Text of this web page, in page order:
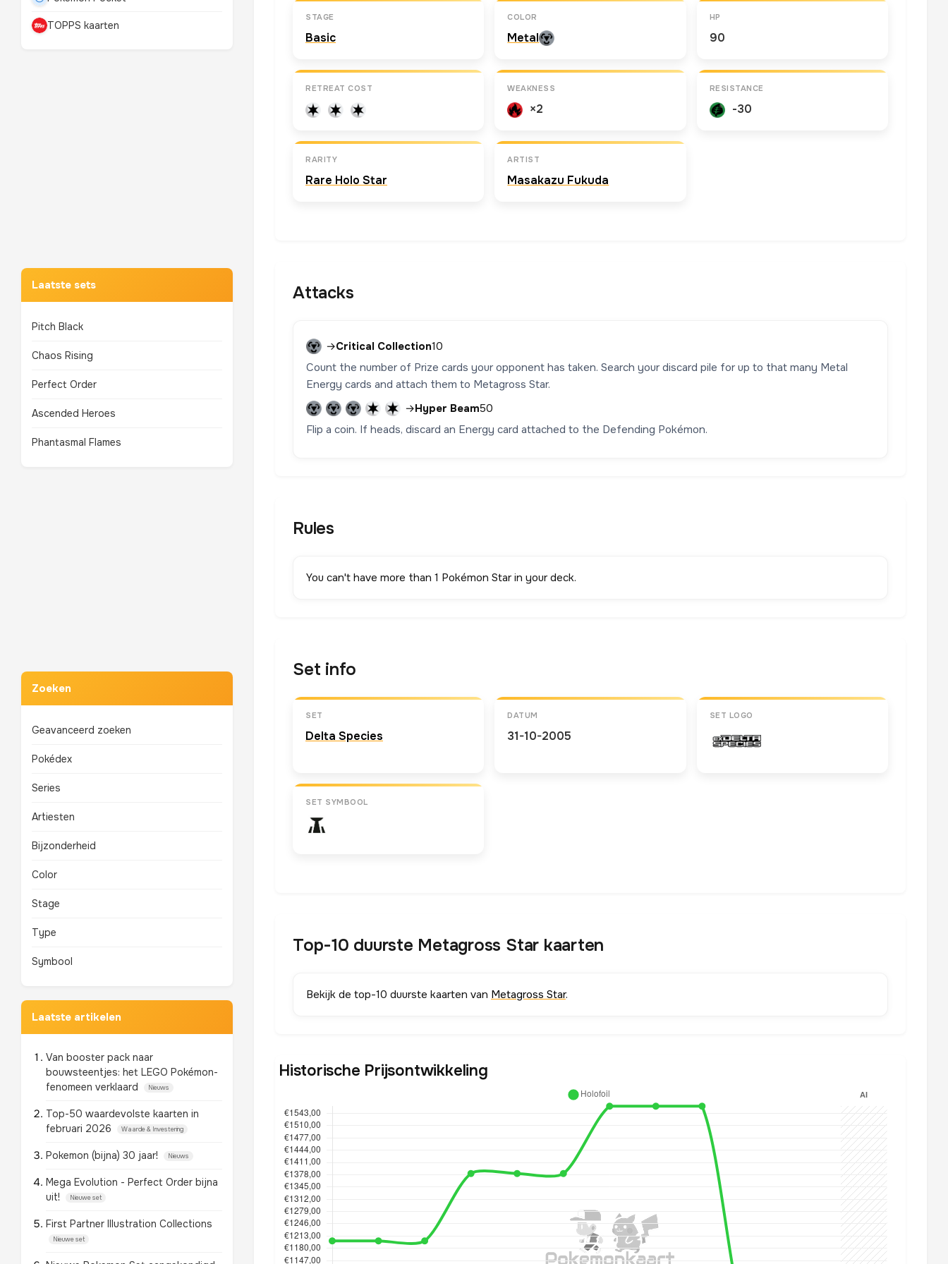
TOPPS kaarten
TOP 10 POKEMON
Laatste sets
Pitch Black
Chaos Rising
Perfect Order
Ascended Heroes
Phantasmal Flames
Zoeken
Geavanceerd zoeken
Pokédex
Series
Artiesten
Bijzonderheid
Color
Stage
Type
Symbool
Laatste artikelen
Van booster pack naar
bouwsteentjes: het LEGO Pokémon-
fenomeen verklaard
Nieuws
Top-50 waardevolste kaarten in
februari 2026
Waarde & Investering
Pokemon (bijna) 30 jaar! Nieuws
Mega Evolution - Perfect Order bijna
uit!
Nieuwe set
First Partner Illustration Collections
Nieuwe set
STAGE
Basic
COLOR
Metal
HP
90
RETREAT COST WEAKNESS
×2
RESISTANCE
-30
RARITY
Rare Holo Star
ARTIST
Masakazu Fukuda
Attacks
→Critical Collection10
Count the number of Prize cards your opponent has taken. Search your discard pile for up to that many Metal
Energy cards and attach them to Metagross Star.
→Hyper Beam50
Flip a coin. If heads, discard an Energy card attached to the Defending Pokémon.
Rules
You can't have more than 1 Pokémon Star in your deck.
Set info
SET
Delta Species
DATUM
31-10-2005
SET LOGO
SET SYMBOOL
Top-10 duurste Metagross Star kaarten
Bekijk de top-10 duurste kaarten van Metagross Star.
Historische Prijsontwikkeling